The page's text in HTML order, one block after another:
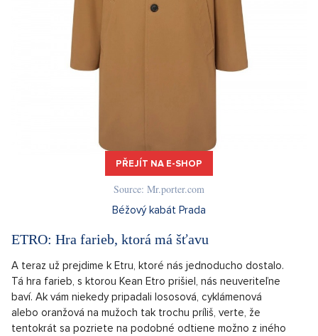
PŘEJÍT NA E-SHOP
Source: Mr.porter.com
Béžový kabát Prada
ETRO: Hra farieb, ktorá má šťavu
A teraz už prejdime k Etru, ktoré nás jednoducho dostalo.
Tá hra farieb, s ktorou Kean Etro prišiel, nás neuveriteľne
baví. Ak vám niekedy pripadali lososová, cyklámenová
alebo oranžová na mužoch tak trochu príliš, verte, že
tentokrát sa pozriete na podobné odtiene možno z iného